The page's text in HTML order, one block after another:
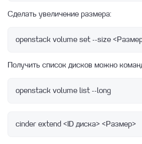
Работа с Persistent
HOLISTIC.DEV2
Подключение к
Запуск инстанса с Redis
Изменение параметров
Миграция из локальных
Quickstart guide
Шлюз и маска подсети
на ВМ в облаке Linx
Сделать увеличение размера:
openstack volume set --size
Получить список дисков можно
openstack volume list --long
cinder extend <ID диска> <Размер>